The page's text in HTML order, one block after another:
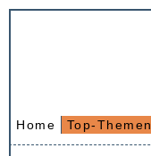
Home Top-Themen